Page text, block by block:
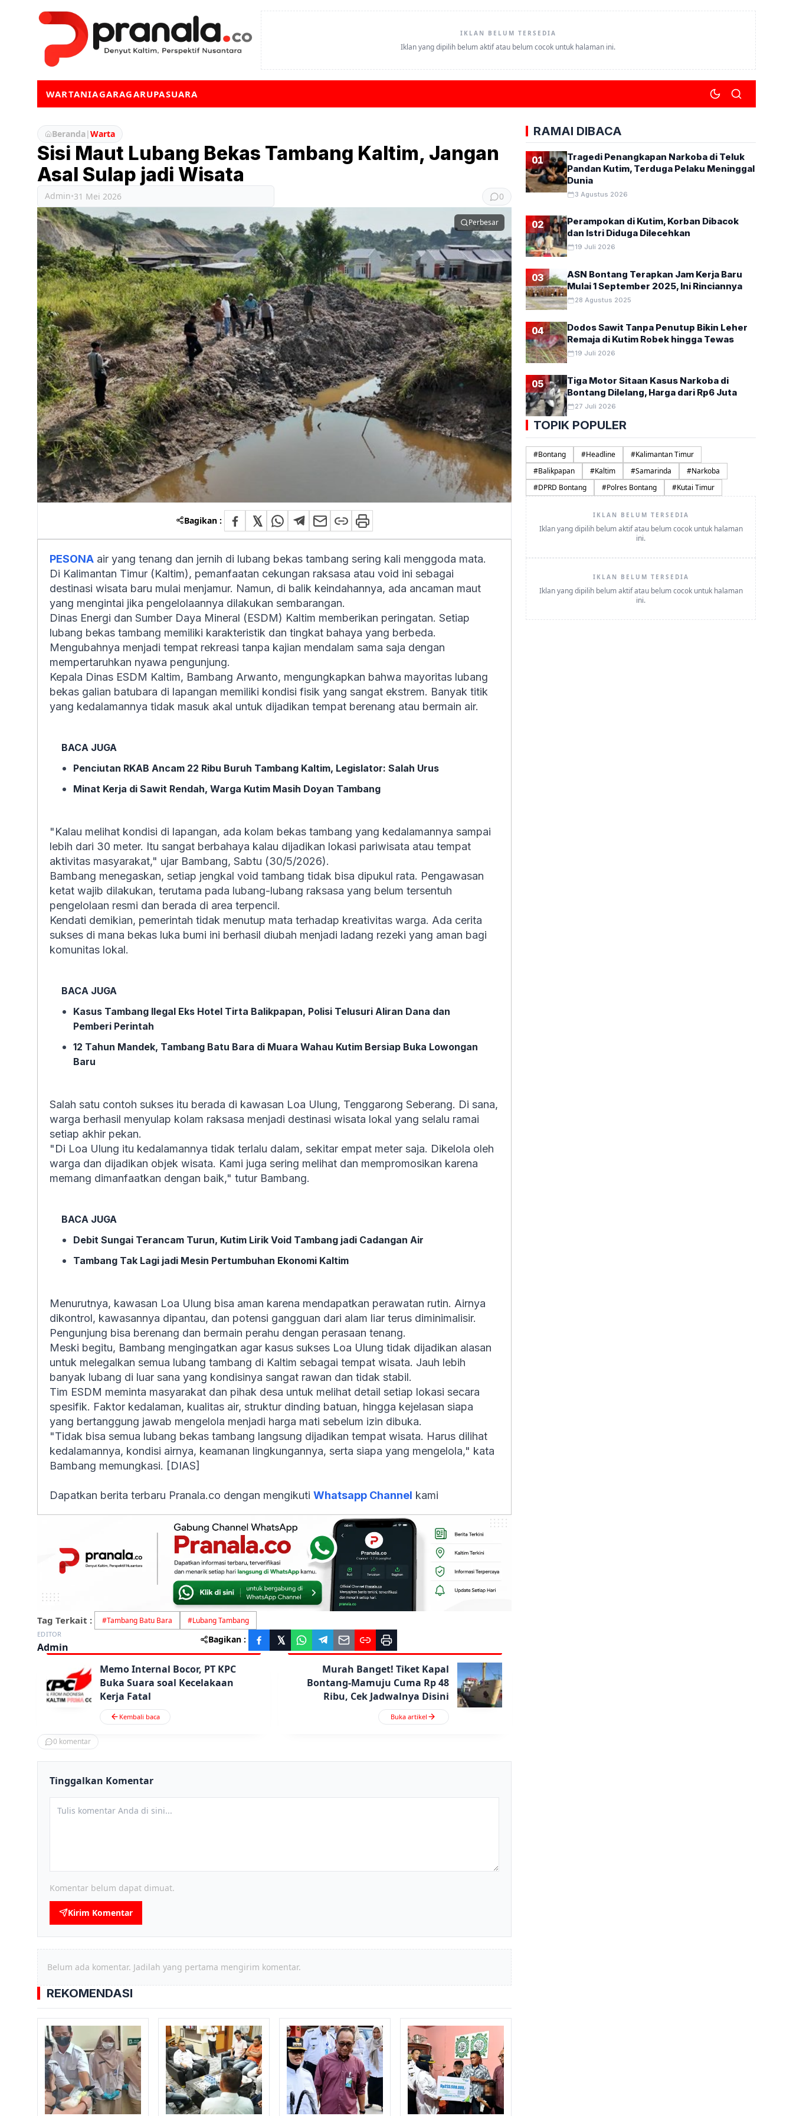
IKLAN BELUM TERSEDIA
Iklan yang dipilih belum aktif atau belum cocok untuk halaman ini.
WARTANIAGARAGARUPASUARA
Beranda|Warta
Sisi Maut Lubang Bekas Tambang Kaltim, Jangan
Asal Sulap jadi Wisata
Admin•31 Mei 2026 0
Perbesar
Bagikan :
PESONA air yang tenang dan jernih di lubang bekas tambang sering kali menggoda mata.
Di Kalimantan Timur (Kaltim), pemanfaatan cekungan raksasa atau void ini sebagai
destinasi wisata baru mulai menjamur. Namun, di balik keindahannya, ada ancaman maut
yang mengintai jika pengelolaannya dilakukan sembarangan.
Dinas Energi dan Sumber Daya Mineral (ESDM) Kaltim memberikan peringatan. Setiap
lubang bekas tambang memiliki karakteristik dan tingkat bahaya yang berbeda.
Mengubahnya menjadi tempat rekreasi tanpa kajian mendalam sama saja dengan
mempertaruhkan nyawa pengunjung.
Kepala Dinas ESDM Kaltim, Bambang Arwanto, mengungkapkan bahwa mayoritas lubang
bekas galian batubara di lapangan memiliki kondisi fisik yang sangat ekstrem. Banyak titik
yang kedalamannya tidak masuk akal untuk dijadikan tempat berenang atau bermain air.
BACA JUGA
Penciutan RKAB Ancam 22 Ribu Buruh Tambang Kaltim, Legislator: Salah Urus
Minat Kerja di Sawit Rendah, Warga Kutim Masih Doyan Tambang
"Kalau melihat kondisi di lapangan, ada kolam bekas tambang yang kedalamannya sampai
lebih dari 30 meter. Itu sangat berbahaya kalau dijadikan lokasi pariwisata atau tempat
aktivitas masyarakat," ujar Bambang, Sabtu (30/5/2026).
Bambang menegaskan, setiap jengkal void tambang tidak bisa dipukul rata. Pengawasan
ketat wajib dilakukan, terutama pada lubang-lubang raksasa yang belum tersentuh
pengelolaan resmi dan berada di area terpencil.
Kendati demikian, pemerintah tidak menutup mata terhadap kreativitas warga. Ada cerita
sukses di mana bekas luka bumi ini berhasil diubah menjadi ladang rezeki yang aman bagi
komunitas lokal.
BACA JUGA
Kasus Tambang Ilegal Eks Hotel Tirta Balikpapan, Polisi Telusuri Aliran Dana dan
Pemberi Perintah
12 Tahun Mandek, Tambang Batu Bara di Muara Wahau Kutim Bersiap Buka Lowongan
Baru
Salah satu contoh sukses itu berada di kawasan Loa Ulung, Tenggarong Seberang. Di sana,
warga berhasil menyulap kolam raksasa menjadi destinasi wisata lokal yang selalu ramai
setiap akhir pekan.
"Di Loa Ulung itu kedalamannya tidak terlalu dalam, sekitar empat meter saja. Dikelola oleh
warga dan dijadikan objek wisata. Kami juga sering melihat dan mempromosikan karena
memang dimanfaatkan dengan baik," tutur Bambang.
BACA JUGA
Debit Sungai Terancam Turun, Kutim Lirik Void Tambang jadi Cadangan Air
Tambang Tak Lagi jadi Mesin Pertumbuhan Ekonomi Kaltim
Menurutnya, kawasan Loa Ulung bisa aman karena mendapatkan perawatan rutin. Airnya
dikontrol, kawasannya dipantau, dan potensi gangguan dari alam liar terus diminimalisir.
Pengunjung bisa berenang dan bermain perahu dengan perasaan tenang.
Meski begitu, Bambang mengingatkan agar kasus sukses Loa Ulung tidak dijadikan alasan
untuk melegalkan semua lubang tambang di Kaltim sebagai tempat wisata. Jauh lebih
banyak lubang di luar sana yang kondisinya sangat rawan dan tidak stabil.
Tim ESDM meminta masyarakat dan pihak desa untuk melihat detail setiap lokasi secara
spesifik. Faktor kedalaman, kualitas air, struktur dinding batuan, hingga kejelasan siapa
yang bertanggung jawab mengelola menjadi harga mati sebelum izin dibuka.
"Tidak bisa semua lubang bekas tambang langsung dijadikan tempat wisata. Harus dilihat
kedalamannya, kondisi airnya, keamanan lingkungannya, serta siapa yang mengelola," kata
Bambang memungkasi. [DIAS]
Dapatkan berita terbaru Pranala.co dengan mengikuti Whatsapp Channel kami
Tag Terkait : #Tambang Batu Bara #Lubang Tambang
EDITOR
Admin
Bagikan :
Memo Internal Bocor, PT KPC
Buka Suara soal Kecelakaan
Kerja Fatal
Kembali baca
Murah Banget! Tiket Kapal
Bontang-Mamuju Cuma Rp 48
Ribu, Cek Jadwalnya Disini
Buka artikel
0 komentar
Tinggalkan Komentar
Komentar belum dapat dimuat.
Kirim Komentar
Belum ada komentar. Jadilah yang pertama mengirim komentar.
REKOMENDASI
RAMAI DIBACA
01
Tragedi Penangkapan Narkoba di Teluk
Pandan Kutim, Terduga Pelaku Meninggal
Dunia
3 Agustus 2026
02
Perampokan di Kutim, Korban Dibacok
dan Istri Diduga Dilecehkan
19 Juli 2026
03
ASN Bontang Terapkan Jam Kerja Baru
Mulai 1 September 2025, Ini Rinciannya
28 Agustus 2025
04
Dodos Sawit Tanpa Penutup Bikin Leher
Remaja di Kutim Robek hingga Tewas
19 Juli 2026
05
Tiga Motor Sitaan Kasus Narkoba di
Bontang Dilelang, Harga dari Rp6 Juta
27 Juli 2026
TOPIK POPULER
#Bontang #Headline #Kalimantan Timur
#Balikpapan #Kaltim #Samarinda #Narkoba
#DPRD Bontang #Polres Bontang #Kutai Timur
IKLAN BELUM TERSEDIA
Iklan yang dipilih belum aktif atau belum cocok untuk halaman
ini.
IKLAN BELUM TERSEDIA
Iklan yang dipilih belum aktif atau belum cocok untuk halaman
ini.